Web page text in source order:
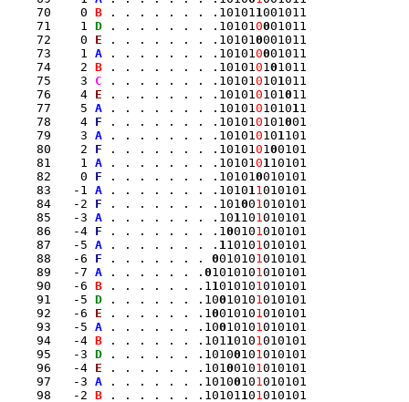
    70    0
B . . . . . . . .10101 1001011
    71    1
D . . . . . . . .10101 0001011
    72    0
E . . . . . . . .10101 0001011
    73    1
A . . . . . . . .10101 0001011
    74    2
B . . . . . . . .10101 01 01011
    75    3
C . . . . . . . .10101 0101011
    76    4
E . . . . . . . .10101 0101 011
    77    5
A . . . . . . . .10101 010101 1
    78    4
F . . . . . . . .10101 0101 001
    79    3
A . . . . . . . .10101 0101 101
    80    2
F . . . . . . . .10101 01 00101
    81    1
A . . . . . . . .10101 01 10101
    82    0
F . . . . . . . .10101 0010101
    83   -1
A . . . . . . . .10101 1 010101
    84   -2
F . . . . . . . .101 001 010101
    85   -3
A . . . . . . . .101 101 010101
    86   -4
F . . . . . . . .1 00101 010101
    87   -5
A . . . . . . . . 1 10101 010101
    88   -6
F . . . . . . . 0010101 010101
    89   -7
A . . . . . . . 01010101 010101
    90   -6
B . . . . . . .1 1010101 010101
    91   -5
D . . . . . . .10010101 010101
    92   -6
E . . . . . . .1 0010101 010101
    93   -5
A . . . . . . .10010101 010101
    94   -4
B . . . . . . .101 10101 010101
    95   -3
D . . . . . . .10100101 010101
    96   -4
E . . . . . . .101 00101 010101
    97   -3
A . . . . . . .10100101 010101
    98   -2
B . . . . . . .10101 101 010101